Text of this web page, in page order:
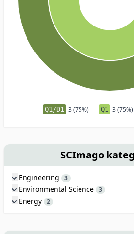
Q1/D1 3 (75%) Q1 3 (75%)
SCImago
Engineering 3
Environmental Science 3
Energy 2